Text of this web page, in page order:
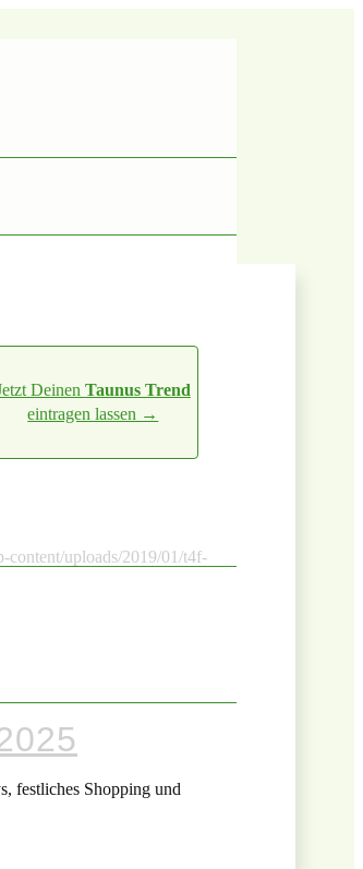
Deinen Taunus Trend
eintragen lassen →
für Jahr sorgen zahlreiche
content/uploads/2019/01/t4f-
festliches Shopping und